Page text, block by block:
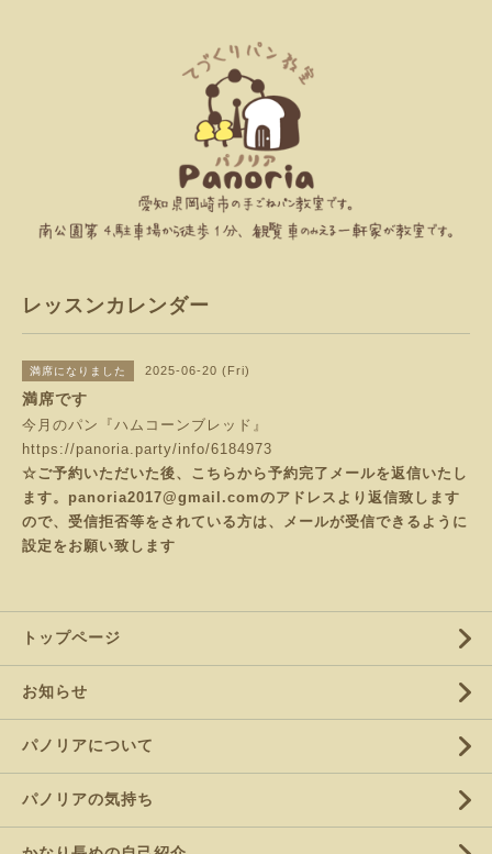
レッスンカレンダー
満席になりました 2025-06-20 (Fri)
満席です
今月のパン『ハムコーンブレッド』
https://panoria.party/info/6184973
☆ご予約いただいた後、こちらから予約完了メールを返信いたし
ます。panoria2017@gmail.comのアドレスより返信致します
ので、受信拒否等をされている方は、メールが受信できるように
設定をお願い致します
トップページ
お知らせ
パノリアについて
パノリアの気持ち